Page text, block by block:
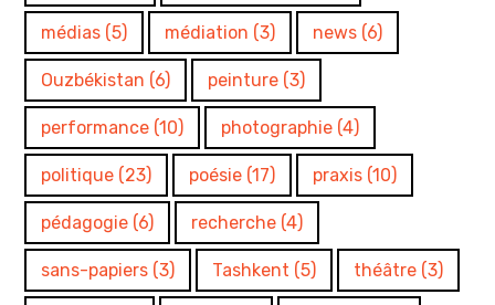
médias (5) médiation (3) news (6)
Ouzbékistan (6) peinture (3)
performance (10) photographie (4)
politique (23) poésie (17) praxis (10)
pédagogie (6) recherche (4)
sans-papiers (3) Tashkent (5) théâtre (3)